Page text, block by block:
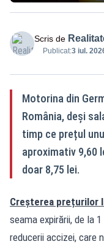
Scris de
Publicat:3 iul.
Motorina din
România, deși
timp ce prețul
aproximativ 9,60
doar 8,75 lei.
Creșterea prețurilor
seama expirării, de la
reducerii accizei, care